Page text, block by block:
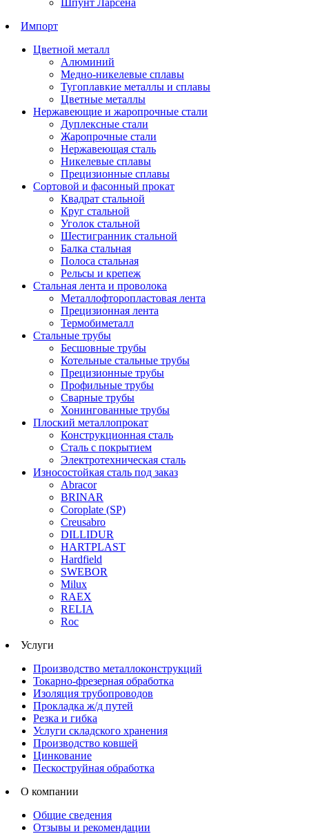
Шпунт Ларсена
Импорт
Цветной металл
Алюминий
Медно-никелевые сплавы
Тугоплавкие металлы и сплавы
Цветные металлы
Нержавеющие и жаропрочные стали
Дуплексные стали
Жаропрочные стали
Нержавеющая сталь
Никелевые сплавы
Прецизионные сплавы
Сортовой и фасонный прокат
Квадрат стальной
Круг стальной
Уголок стальной
Шестигранник стальной
Балка стальная
Полоса стальная
Рельсы и крепеж
Стальная лента и проволока
Металлофторопластовая лента
Прецизионная лента
Термобиметалл
Стальные трубы
Бесшовные трубы
Котельные стальные трубы
Прецизионные трубы
Профильные трубы
Сварные трубы
Хонингованные трубы
Плоский металлопрокат
Конструкционная сталь
Сталь с покрытием
Электротехническая сталь
Износостойкая сталь под заказ
Abracor
BRINAR
Coroplate (SP)
Creusabro
DILLIDUR
HARTPLAST
Hardfield
SWEBOR
Milux
RAEX
RELIA
Roc
Услуги
Производство металлоконструкций
Токарно-фрезерная обработка
Изоляция трубопроводов
Прокладка ж/д путей
Резка и гибка
Услуги складского хранения
Производство ковшей
Цинкование
Пескоструйная обработка
О компании
Общие сведения
Отзывы и рекомендации